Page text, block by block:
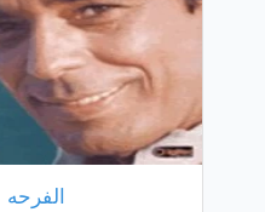
الفرحه